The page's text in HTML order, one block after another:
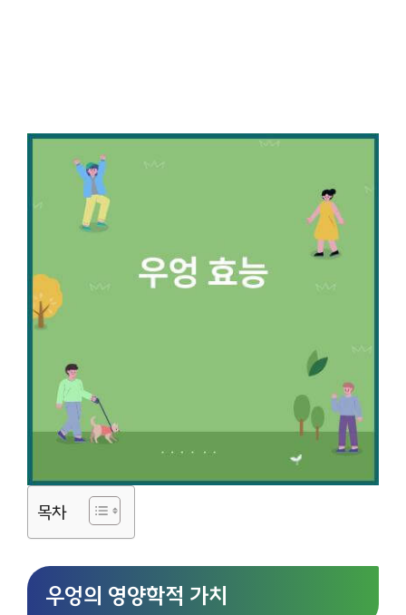
목차
우엉의 영양학적 가치